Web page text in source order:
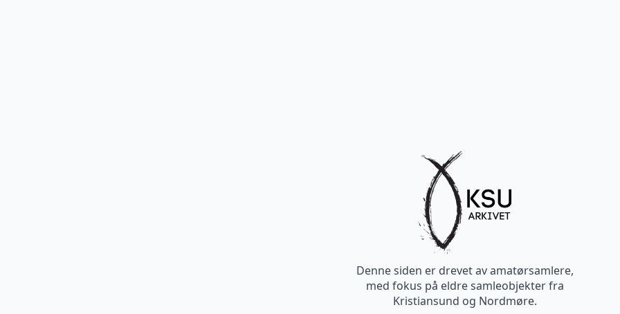
Denne siden er drevet av amatørsamlere,
med fokus på eldre samleobjekter fra
Kristiansund og Nordmøre.